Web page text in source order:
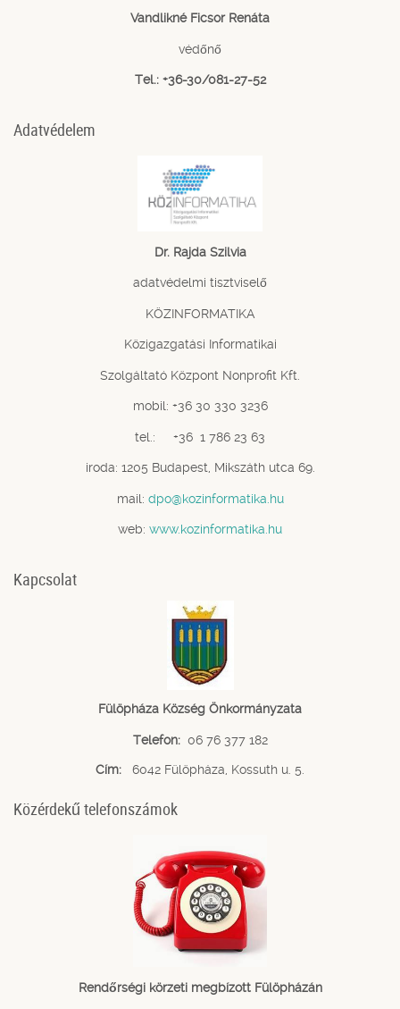
Vandlikné Ficsor Renáta
védőnő
Tel.: +36-30/081-27-52
Adatvédelem
Dr. Rajda Szilvia
adatvédelmi tisztviselő
KÖZINFORMATIKA
Közigazgatási Informatikai
Szolgáltató Központ Nonprofit Kft.
mobil: +36 30 330 3236
tel.: +36 1 786 23 63
iroda: 1205 Budapest, Mikszáth utca 69.
mail: dpo@kozinformatika.hu
web: www.kozinformatika.hu
Kapcsolat
Fülöpháza Község Önkormányzata
Telefon: 06 76 377 182
Cím: 6042 Fülöpháza, Kossuth u. 5.
Közérdekű telefonszámok
Rendőrségi körzeti megbízott Fülöpházán